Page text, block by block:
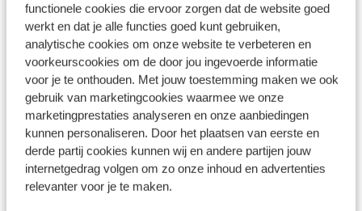
functionele cookies die ervoor zorgen dat de website goed
werkt en dat je alle functies goed kunt gebruiken,
analytische cookies om onze website te verbeteren en
voorkeurscookies om de door jou ingevoerde informatie
voor je te onthouden. Met jouw toestemming maken we ook
gebruik van marketingcookies waarmee we onze
marketingprestaties analyseren en onze aanbiedingen
kunnen personaliseren. Door het plaatsen van eerste en
derde partij cookies kunnen wij en andere partijen jouw
internetgedrag volgen om zo onze inhoud en advertenties
relevanter voor je te maken.
Afficher sur la carte
À proximité
À la périphérie
Distance du centre-ville: environ 800 mètres
Distance jusqu'à la gare environ 500 mètres